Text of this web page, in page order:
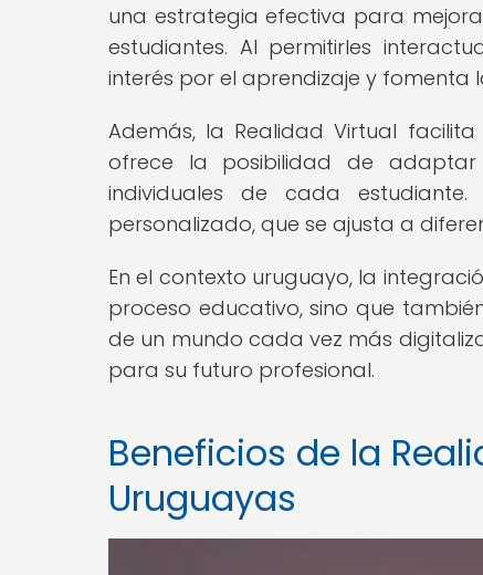
una estrategia efectiva para
estudiantes. Al permitirles
interés por el aprendizaje y fomenta
Además, la Realidad Virtual
ofrece la posibilidad de adaptar
individuales de cada
personalizado, que se ajusta a
En el contexto uruguayo, la
proceso educativo, sino que
de un mundo cada vez más
para su futuro profesional.
Beneficios de la
Uruguayas